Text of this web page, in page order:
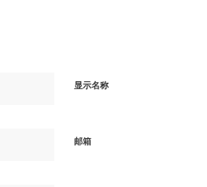
显示名称
邮箱